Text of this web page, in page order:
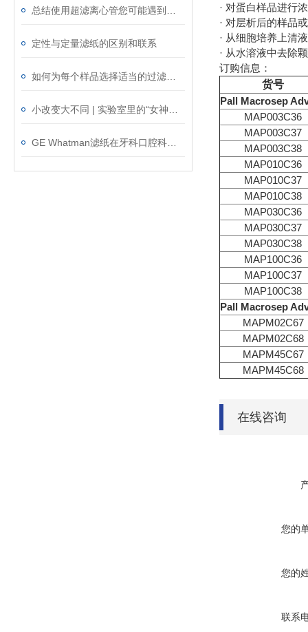
定性与定量滤纸的区别和联系
· 对蛋白样品进行
· 对层析后的样品
· 从细胞培养上清
· 从水溶液中去除
订购信息：
货号
Pall Macrosep
MAP003C36
MAP003C37
MAP003C38
MAP010C36
MAP010C37
MAP010C38
MAP030C36
MAP030C37
MAP030C38
MAP100C36
MAP100C37
MAP100C38
Pall Macrosep
MAPM02C67
MAPM02C68
MAPM45C67
MAPM45C68
在线咨询
您的
您的
联系